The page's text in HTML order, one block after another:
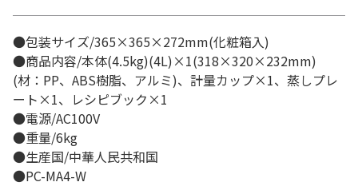
●包装サイズ/365×365×272mm(化粧箱入)
●商品内容/本体(4.5kg)(4L)×1(318×320×232mm)
(材：PP、ABS樹脂、アルミ)、計量カップ×1、蒸しプレ
ート×1、レシピブック×1
●電源/AC100V
●重量/6kg
●生産国/中華人民共和国
●PC-MA4-W